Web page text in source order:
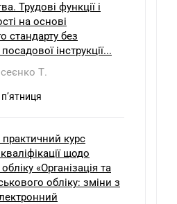
Трудові функції і
на основі
стандарту без
інструкції...
Т.
курс
щодо
«Організація та
обліку: зміни з